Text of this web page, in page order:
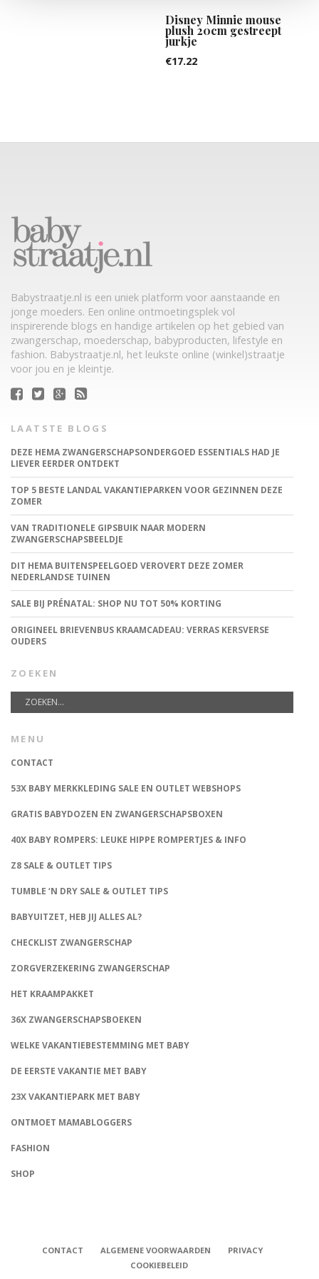
Disney Minnie mouse
plush 20cm gestreept
jurkje
€17.22
Babystraatje.nl is een uniek platform voor aanstaande en
jonge moeders. Een online ontmoetingsplek vol
inspirerende blogs en handige artikelen op het gebied van
zwangerschap, moederschap, babyproducten, lifestyle en
fashion. Babystraatje.nl, het leukste online (winkel)straatje
voor jou en je kleintje.
LAATSTE BLOGS
DEZE HEMA ZWANGERSCHAPSONDERGOED ESSENTIALS HAD JE
LIEVER EERDER ONTDEKT
TOP 5 BESTE LANDAL VAKANTIEPARKEN VOOR GEZINNEN DEZE
ZOMER
VAN TRADITIONELE GIPSBUIK NAAR MODERN
ZWANGERSCHAPSBEELDJE
DIT HEMA BUITENSPEELGOED VEROVERT DEZE ZOMER
NEDERLANDSE TUINEN
SALE BIJ PRÉNATAL: SHOP NU TOT 50% KORTING
ORIGINEEL BRIEVENBUS KRAAMCADEAU: VERRAS KERSVERSE
OUDERS
ZOEKEN
MENU
CONTACT
53X BABY MERKKLEDING SALE EN OUTLET WEBSHOPS
GRATIS BABYDOZEN EN ZWANGERSCHAPSBOXEN
40X BABY ROMPERS: LEUKE HIPPE ROMPERTJES & INFO
Z8 SALE & OUTLET TIPS
TUMBLE ‘N DRY SALE & OUTLET TIPS
BABYUITZET, HEB JIJ ALLES AL?
CHECKLIST ZWANGERSCHAP
ZORGVERZEKERING ZWANGERSCHAP
HET KRAAMPAKKET
36X ZWANGERSCHAPSBOEKEN
WELKE VAKANTIEBESTEMMING MET BABY
DE EERSTE VAKANTIE MET BABY
23X VAKANTIEPARK MET BABY
ONTMOET MAMABLOGGERS
FASHION
SHOP
CONTACT ALGEMENE VOORWAARDEN
PRIVACY
COOKIEBELEID